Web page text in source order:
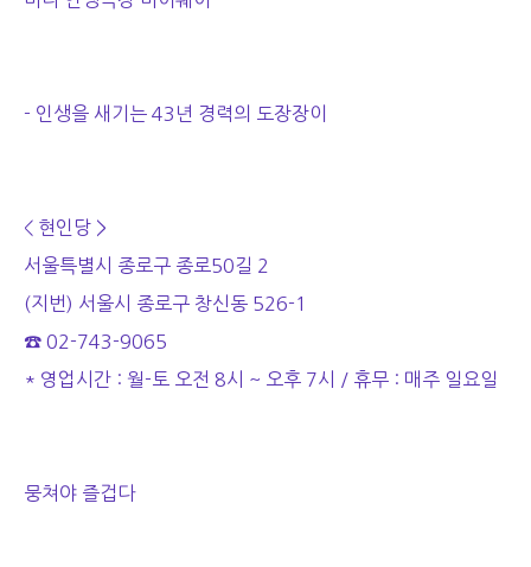
- 인생을 새기는 43년 경력의 도장장이
< 현인당 >
서울특별시 종로구 종로50길 2
(지번) 서울시 종로구 창신동 526-1
☎ 02-743-9065
* 영업시간 : 월-토 오전 8시 ~ 오후 7시 / 휴무 : 매주 일요일
뭉쳐야 즐겁다